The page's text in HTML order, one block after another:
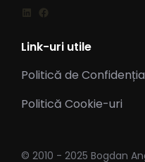
Link-uri utile
Politică de
Politică Cookie-uri
© 2010 - 2025 Bogdan